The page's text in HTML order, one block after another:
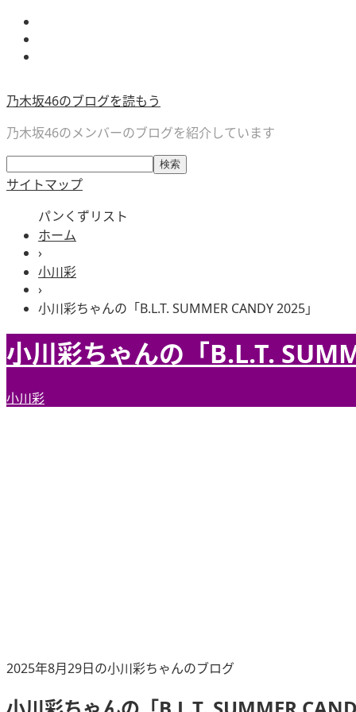
乃木坂46のブログを読もう
乃木坂46のメンバーのブログを紹介しています
サイトマップ
パンくずリスト
ホーム
›
小川彩
›
小川彩ちゃんの「B.L.T. SUMMER CANDY 2025」
小川彩ちゃんの「B.L.T.
小川彩
2025年8月29日の小川彩ちゃんのブログ